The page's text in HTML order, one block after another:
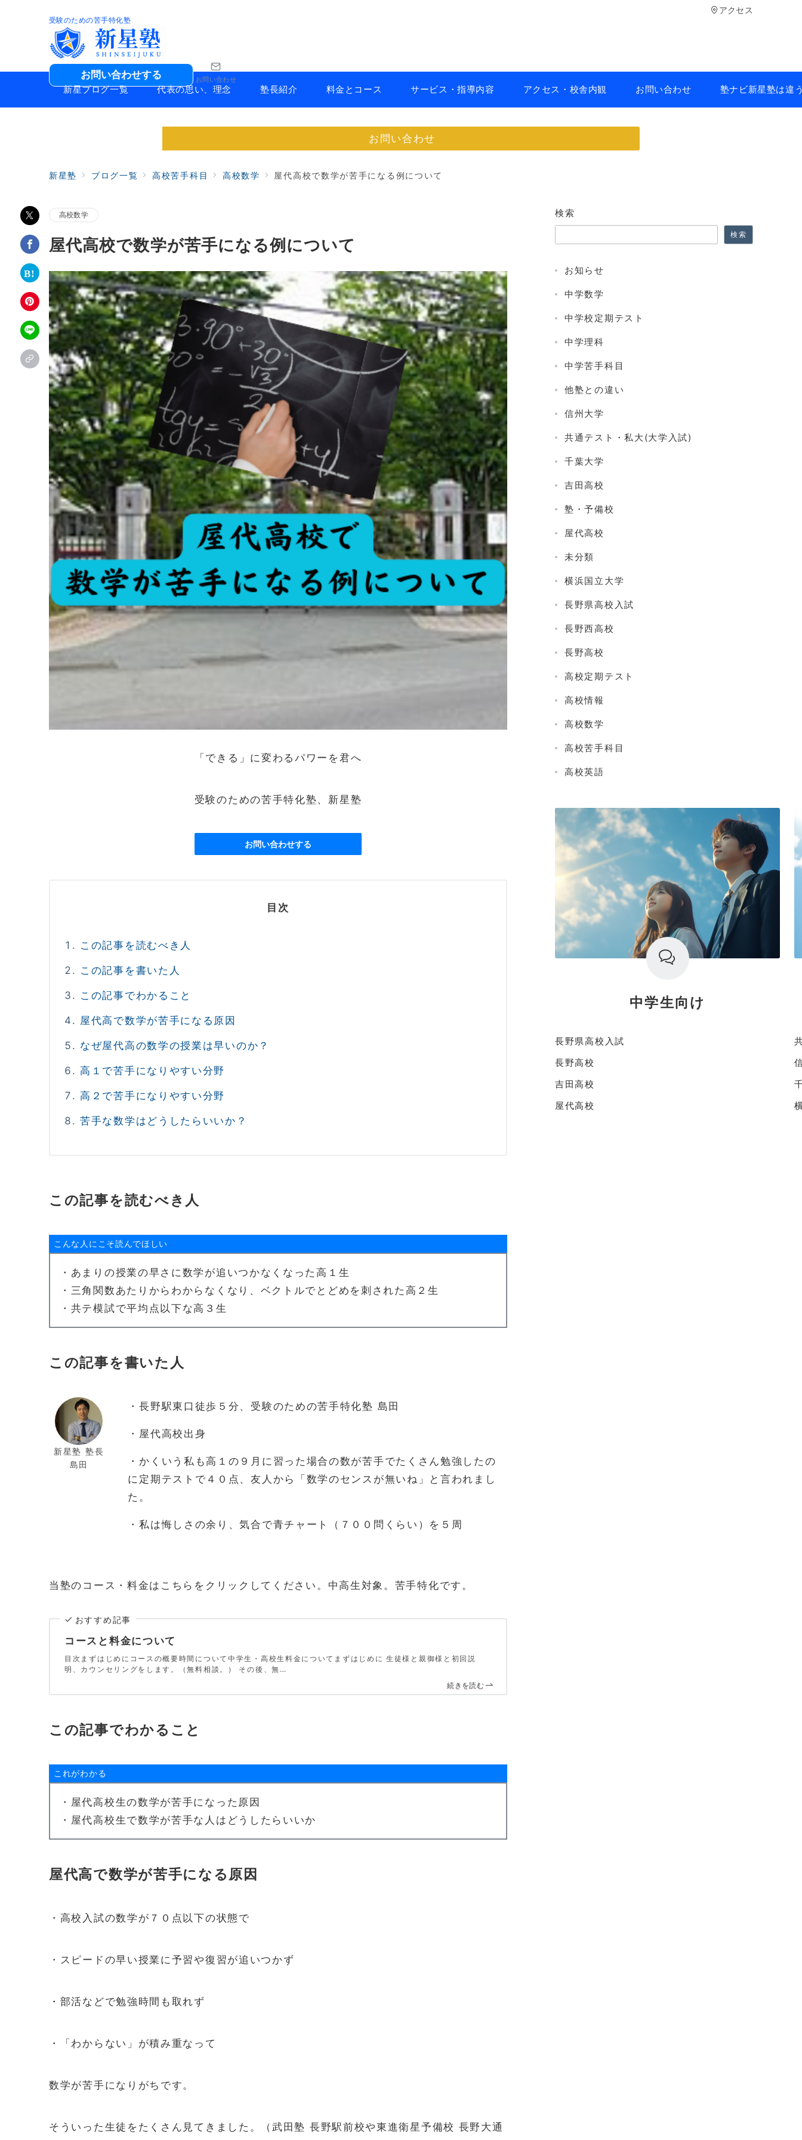
アクセス
受験のための苦手特化塾
お問い合わせする お問い合わせ
新星ブログ一覧 代表の思い、理念 塾長紹介 料金とコース サービス・指導内容 アクセス・校舎内観 お問い合わせ 塾ナビ新星塾は違
お問い合わせ
新星塾 ブログ一覧 高校苦手科目 高校数学 屋代高校で数学が苦手になる例について
高校数学
屋代高校で数学が苦手になる例について
「できる」に変わるパワーを君へ
受験のための苦手特化塾、新星塾
お問い合わせする
目次
この記事を読むべき人
この記事を書いた人
この記事でわかること
屋代高で数学が苦手になる原因
なぜ屋代高の数学の授業は早いのか？
高１で苦手になりやすい分野
高２で苦手になりやすい分野
苦手な数学はどうしたらいいか？
この記事を読むべき人
こんな人にこそ読んでほしい
・あまりの授業の早さに数学が追いつかなくなった高１生
・三角関数あたりからわからなくなり、ベクトルでとどめを刺された高２生
・共テ模試で平均点以下な高３生
この記事を書いた人
新星塾 塾長
島田
・長野駅東口徒歩５分、受験のための苦手特化塾 島田
・屋代高校出身
・かくいう私も高１の９月に習った場合の数が苦手でたくさん勉強したの
に定期テストで４０点、友人から「数学のセンスが無いね」と言われまし
た。
・私は悔しさの余り、気合で青チャート（７００問くらい）を５周
当塾のコース・料金はこちらをクリックしてください。中高生対象。苦手特化です。
おすすめ記事
コースと料金について
目次まずはじめにコースの概要時間について中学生・高校生料金についてまずはじめに 生徒様と親御様と初回説
明、カウンセリングをします。（無料相談。） その後、無…
続きを読む
この記事でわかること
これがわかる
・屋代高校生の数学が苦手になった原因
・屋代高校生で数学が苦手な人はどうしたらいいか
屋代高で数学が苦手になる原因
・高校入試の数学が７０点以下の状態で
・スピードの早い授業に予習や復習が追いつかず
・部活などで勉強時間も取れず
・「わからない」が積み重なって
数学が苦手になりがちです。
そういった生徒をたくさん見てきました。（武田塾 長野駅前校や東進衛星予備校 長野大通
検索
検索
お知らせ
中学数学
中学校定期テスト
中学理科
中学苦手科目
他塾との違い
信州大学
共通テスト・私大(大学入試)
千葉大学
吉田高校
塾・予備校
屋代高校
未分類
横浜国立大学
長野県高校入試
長野西高校
長野高校
高校定期テスト
高校情報
高校数学
高校苦手科目
高校英語
中学生向け
長野県高校入試
長野高校
吉田高校
屋代高校